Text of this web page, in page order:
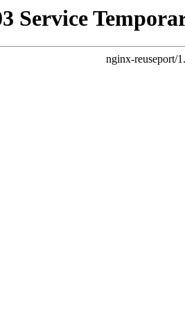
Service
nginx-reuseport/